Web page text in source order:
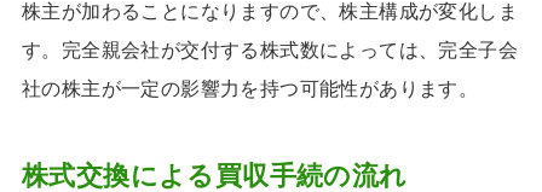
株主が加わることになりますので、株主構成が変化しま
す。完全親会社が交付する株式数によっては、完全子会
社の株主が一定の影響力を持つ可能性があります。
株式交換による買収手続の流れ